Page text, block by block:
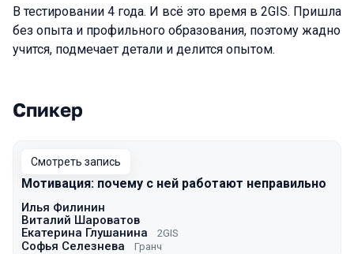
В тестировании 4 года. И всё это время в 2GIS. Пришла
без опыта и профильного образования, поэтому жадно
учится, подмечает детали и делится опытом.
Выступления в сезоне 2023 Autumn
Спикер
Смотреть запись
Мотивация: почему с ней работают неправильно
Илья Филинин
Виталий Шароватов
Екатерина Глушанина
2GIS
Софья Селезнева Гранч